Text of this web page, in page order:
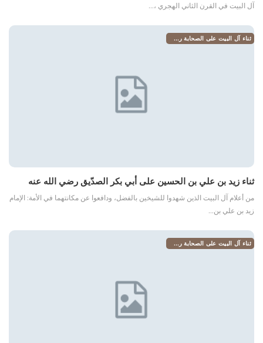
آل البيت في القرن الثاني الهجري ،…
ثناء آل البيت على الصحابة رضي الله عنهم
ثناء زيد بن علي بن الحسين على أبي بكر الصدّيق رضي الله عنه
من أعلام آل البيت الذين شهدوا للشيخين بالفضل، ودافعوا عن مكانتهما في الأمة: الإمام
زيد بن علي بن…
ثناء آل البيت على الصحابة رضي الله عنهم